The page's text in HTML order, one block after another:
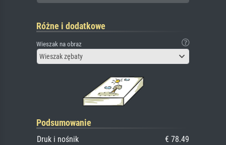
Różne i dodatkowe
Wieszak na obraz
Wieszak zębaty
Podsumowanie
Druk i nośnik
€ 78.49